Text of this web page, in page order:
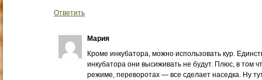
Ответить
Мария
Кроме инкубатора, можно использовать кур.
инкубатора они высиживать не будут. Плюс, в том
режиме, переворотах — все сделает наседка. Ну